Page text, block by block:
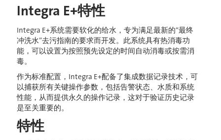
Integra E+特性
Integra E+系统需要软化的给水，专为满足最新的“最终
冲洗水”去污指南的要求而开发。此系统具有热消毒功
能，可以设置为按照预先设定的时间自动消毒或按需消
毒。
作为标准配置，Integra E+配备了集成数据记录技术，可
以捕获所有关键操作参数，包括告警状态、水质和系统
性能，从而提供永久的操作记录，这对于验证历史记录
是至关重要的。
特性